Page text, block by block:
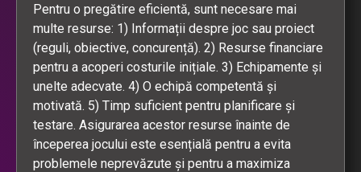
Pentru o pregătire eficientă, sunt necesare mai
multe resurse: 1) Informații despre joc sau proiect
(reguli, obiective, concurență). 2) Resurse financiare
pentru a acoperi costurile inițiale. 3) Echipamente și
unelte adecvate. 4) O echipă competentă și
motivată. 5) Timp suficient pentru planificare și
testare. Asigurarea acestor resurse înainte de
începerea jocului este esențială pentru a evita
problemele neprevăzute și pentru a maximiza